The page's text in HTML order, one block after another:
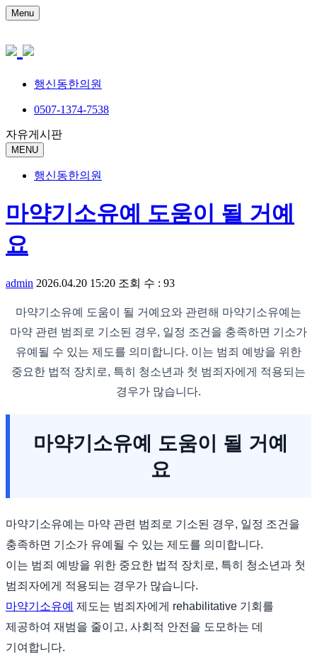
Menu
행신동한의원
0507-1374-7538
자유게시판
MENU
행신동한의원
마약기소유예 도움이 될 거예
요
admin 2026.04.20 15:20 조회 수 : 93
마약기소유예 도움이 될 거예요와 관련해 마약기소유예는
마약 관련 범죄로 기소된 경우, 일정 조건을 충족하면 기소가
유예될 수 있는 제도를 의미합니다. 이는 범죄 예방을 위한
중요한 법적 장치로, 특히 청소년과 첫 범죄자에게 적용되는
경우가 많습니다.
마약기소유예 도움이 될 거예
요
마약기소유예는 마약 관련 범죄로 기소된 경우, 일정 조건을
충족하면 기소가 유예될 수 있는 제도를 의미합니다.
이는 범죄 예방을 위한 중요한 법적 장치로, 특히 청소년과 첫
범죄자에게 적용되는 경우가 많습니다.
마약기소유예 제도는 범죄자에게 rehabilitative 기회를
제공하여 재범을 줄이고, 사회적 안전을 도모하는 데
기여합니다.